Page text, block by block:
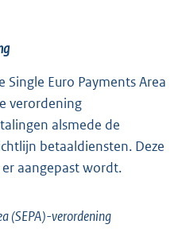
Euro Payments Area
verordening
alsmede de
betaaldiensten. Deze
aangepast wordt.
(SEPA)-verordening